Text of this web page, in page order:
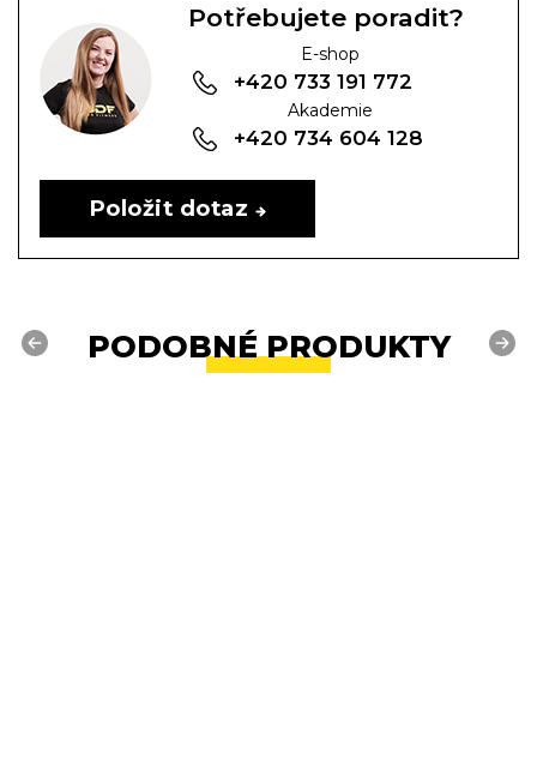
Potřebujete poradit?
E-shop
+420 733 191 772
Akademie
+420 734 604 128
Položit dotaz
PODOBNÉ PRODUKTY
Previous Next